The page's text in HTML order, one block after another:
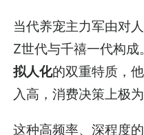
当代养宠主力军由对
Z世代与千禧一代构
拟人化的双重特质，
入高，消费决策上极为
这种高频率、深程度